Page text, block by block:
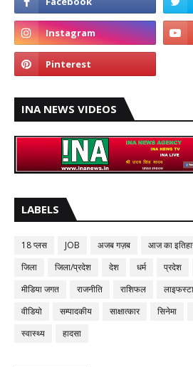
INA NEWS VIDEOS
LABELS
18 प्लस JOB अजब गज़ब आज का
जिला
जिला/प्रदेश देश धर्म प्रदेश
मीडिया जगत
राजनीति राशिफल
वीडियो
सम्पादकीय साक्षात्कार सिनेमा
स्वास्थ्य
हादसा